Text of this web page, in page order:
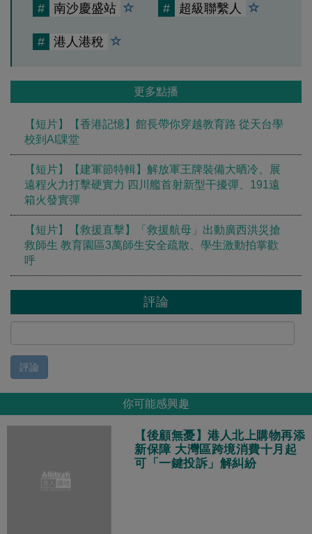
# 南沙慶盛站 # 超級聯繫人
# 港人港稅
更多點播
【短片】【香港記憶】館長帶你穿越教育路 從天台學
校到AI課堂
【短片】【建軍節特輯】解放軍王牌裝備大晒冷、展
遠程火力打擊硬實力 四川艦首射新型干擾彈、191遠
箱火發實彈
【短片】【救援直擊】「救援航母」出動廣西洪災搶
救師生 教育園區3萬師生安全疏散、學生激動拍掌歡
呼
評論
評論
你可能感興趣
【後顧無憂】港人北上購物再添
新保障 大灣區跨境消費十月起
可「一鍵投訴」解糾紛